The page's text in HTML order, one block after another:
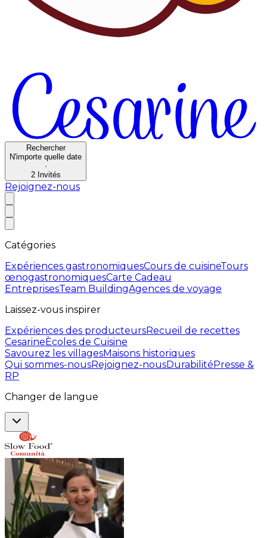
Rechercher
N'importe quelle date
·
2 Invités
Rejoignez-nous
Catégories
Expériences gastronomiquesCours de cuisineTours
œnogastronomiquesCarte Cadeau
EntreprisesTeam BuildingAgences de voyage
Laissez-vous inspirer
Expériences des producteursRecueil de recettes
CesarineÈcoles de Cuisine
Savourez les villagesMaisons historiques
Qui sommes-nousRejoignez-nousDurabilitéPresse &
RP
Changer de langue